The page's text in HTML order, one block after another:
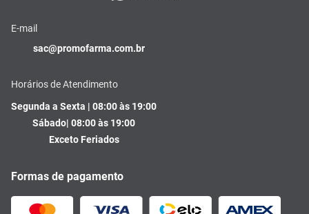
E-mail
sac@promofarma.com.br
Horários de Atendimento
Segunda a Sexta | 08:00 às 19:00
Sábado| 08:00 às 19:00
Exceto Feriados
Formas de pagamento